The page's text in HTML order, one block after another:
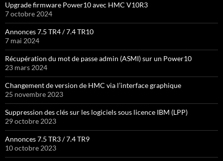
Upgrade firmware Power10 avec HMC V10R3
7 octobre 2024
Annonces 7.5 TR4 / 7.4 TR10
7 mai 2024
Récupération du mot de passe admin (ASMI) sur un Power10
23 mars 2024
Changement de version de HMC via l’interface graphique
25 novembre 2023
Suppression des clés sur les logiciels sous licence IBM (LPP)
29 octobre 2023
Annonces 7.5 TR3 / 7.4 TR9
10 octobre 2023